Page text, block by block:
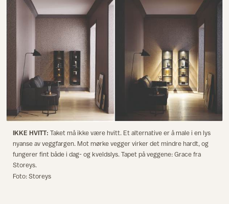
IKKE HVITT: Taket må ikke være hvitt. Et alternative er å male i en lys
nyanse av veggfargen. Mot mørke vegger virker det mindre hardt, og
fungerer fint både i dag- og kveldslys. Tapet på veggene: Grace fra
Storeys.
Foto: Storeys